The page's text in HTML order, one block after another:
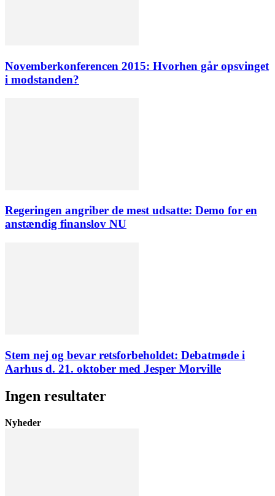
Novemberkonferencen 2015: Hvorhen går opsvinget
i modstanden?
Regeringen angriber de mest udsatte: Demo for en
anstændig finanslov NU
Stem nej og bevar retsforbeholdet: Debatmøde i
Aarhus d. 21. oktober med Jesper Morville
Ingen resultater
Nyheder